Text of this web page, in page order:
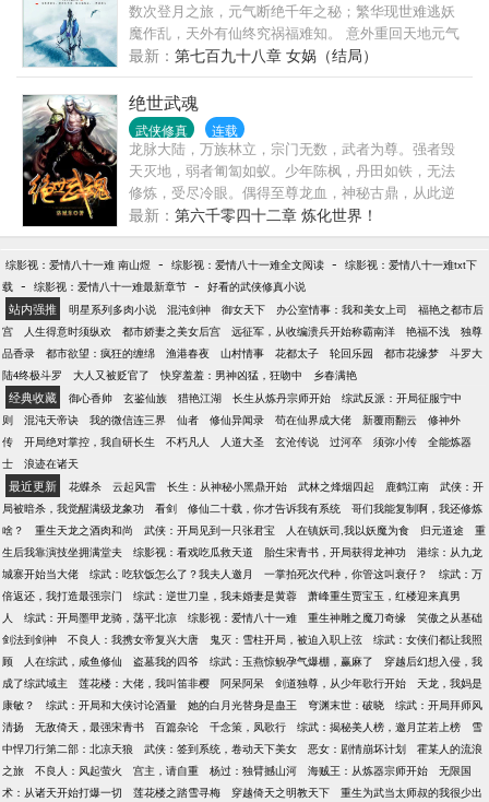
数次登月之旅，元气断绝千年之秘；繁华现世难逃妖
魔作乱，天外有仙终究祸福难知。 意外重回天地元气
归来前夜的王升，再不甘上辈子的平庸浑噩，拜师改
命、执剑前行！ 自此，斩妖邪、荡魔秽，百战不折，
剑啸星河！ 手中之剑护他身畔之人，心中之剑守这盛
世清明！ ………… 本书书友群：191476831 （进群验
证主角名） VIP书友群：669301239 （进群需粉丝值
2000）【已完本仙侠类作品《洪荒二郎传》、《带只
天使去修仙》，请放心食用。】
最新： 第七百九十八章 女娲（结局）
绝世武魂
武侠修真 连载
龙脉大陆，万族林立，宗门无数，武者为尊。强者毁
天灭地，弱者匍匐如蚁。少年陈枫，丹田如铁，无法
修炼，受尽冷眼。偶得至尊龙血，神秘古鼎，从此逆
天崛起，横空出世！娇俏妖狐，冷傲女皇，魔门妖
女，神族公主，尽皆入我怀中。修无上传承，凝最强
武魂，坐拥众美，傲视…
最新： 第六千零四十二章 炼化世界！
综影视：爱情八十一难 南山煜 - 综影视：爱情八十一难全文阅读 - 综影视：爱情八十一难txt下
载 - 综影视：爱情八十一难最新章节 - 好看的武侠修真小说
站内强推 明星系列多肉小说 混沌剑神 御女天下 办公室情事：我和美女上司
福艳之都市后
宫
人生得意时须纵欢 都市娇妻之美女后宫 远征军，从收编溃兵开始称霸南洋 艳福不浅
独尊
品香录
都市欲望：疯狂的缠绵 渔港春夜 山村情事 花都太子 轮回乐园 都市花缘梦
斗罗大
陆4终极斗罗
大人又被贬官了 快穿羞羞：男神凶猛，狂吻中 乡春满艳
经典收藏 御心香帅 玄鉴仙族 猎艳江湖 长生从炼丹宗师开始
综武反派：开局征服宁中
则
混沌天帝诀 我的微信连三界 仙者 修仙异闻录 苟在仙界成大佬 新覆雨翻云
修神外
传
开局绝对掌控，我自研长生 不朽凡人 人道大圣 玄沧传说 过河卒 须弥小传
全能炼器
士
浪迹在诸天
最近更新 花蝶杀 云起风雷 长生：从神秘小黑鼎开始 武林之烽烟四起 鹿鹤江南
武侠：开
局被暗杀，我觉醒满级龙象功
看剑 修仙二十载，你才告诉我有系统
哥们我能复制啊，我还修炼
啥？
重生天龙之酒肉和尚 武侠：开局见到一只张君宝 人在镇妖司,我以妖魔为食 归元道途
重
生后我靠演技坐拥满堂夫
综影视：看戏吃瓜救天道 胎生宋青书，开局获得龙神功
港综：从九龙
城寨开始当大佬
综武：吃软饭怎么了？我夫人邀月 一掌拍死次代种，你管这叫衰仔？
综武：万
倍返还，我打造最强宗门
综武：逆世刀皇，我未婚妻是黄蓉
萧峰重生贾宝玉，红楼迎来真男
人
综武：开局墨甲龙骑，荡平北凉 综影视：爱情八十一难 重生神雕之魔刀奇缘
笑傲之从基础
剑法到剑神
不良人：我携女帝复兴大唐 鬼灭：雪柱开局，被迫入职上弦
综武：女侠们都让我照
顾
人在综武，咸鱼修仙 盗墓我的四爷 综武：玉燕惊鲵孕气爆棚，赢麻了
穿越后幻想入侵，我
成了综武域主
莲花楼：大佬，我叫笛非樱 阿呆阿呆 剑道独尊，从少年歌行开始
天龙，我妈是
康敏？
综武：开局和大侠讨论酒量 她的白月光替身是蛊王 穹渊末世：破晓
综武：开局拜师风
清扬
无敌倚天，最强宋青书 百篇杂论 千念策，凤歌行 综武：揭秘美人榜，邀月芷若上榜
雪
中悍刀行第二部：北凉天狼
武侠：签到系统，卷动天下美女 恶女：剧情崩坏计划
霍某人的流浪
之旅
不良人：风起萤火 宫主，请自重 杨过：独臂撼山河 海贼王：从炼器宗师开始
无限国
术：从诸天开始打爆一切
莲花楼之踏雪寻梅 穿越倚天之明教天下 重生为武当太师叔的我很少出